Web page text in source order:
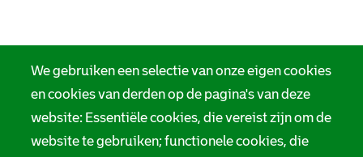
We gebruiken een selectie van onze eigen cookies
en cookies van derden op de pagina's van deze
website: Essentiële cookies, die vereist zijn om de
website te gebruiken; functionele cookies, die